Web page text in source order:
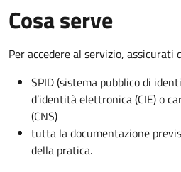
Cosa serve
Per accedere al servizio, assicurati
SPID (sistema pubblico di
d’identità elettronica (CIE) o
(CNS)
tutta la documentazione
della pratica.